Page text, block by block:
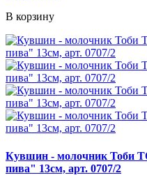
В корзину
Кувшин - молочник Тоби
пива" 13см, арт. 0707/2